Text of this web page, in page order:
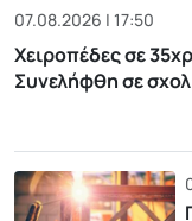
07.08.2026 | 17:50
Χειροπέδες σε
Συνελήφθη σε